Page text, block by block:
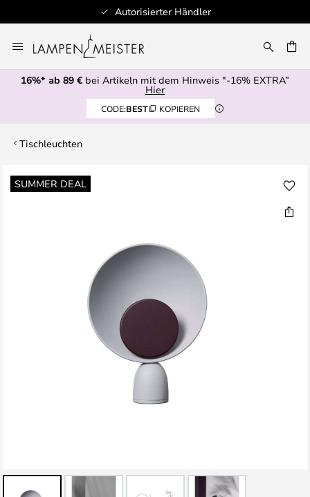
Autorisierter Händler
Inhalt
springen
16%* ab 89 € bei Artikeln mit dem Hinweis "-16% EXTRA”
Hier
CODE:BEST KOPIEREN
Tischleuchten
SUMMER DEAL
Zum
Ende